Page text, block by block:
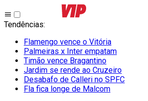
Tendências:
Flamengo vence o Vitória
Palmeiras x Inter empatam
Timão vence Bragantino
Jardim se rende ao Cruzeiro
Desabafo de Calleri no SPFC
Fla fica longe de Malcom